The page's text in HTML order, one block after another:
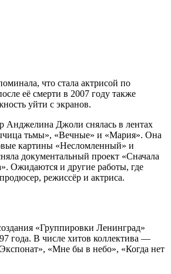
что стала актрисой по
её смерти в 2007 году также
уйти с экранов.
Анджелина Джоли снялась в лентах
тьмы», «Вечные» и «Мария». Она
картины «Несломленный» и
документальный проект «Сначала
Ожидаются и другие работы, где
режиссёр и актриса.
«Группировки Ленинград»
года. В числе хитов коллектива —
«Мне бы в небо», «Когда нет